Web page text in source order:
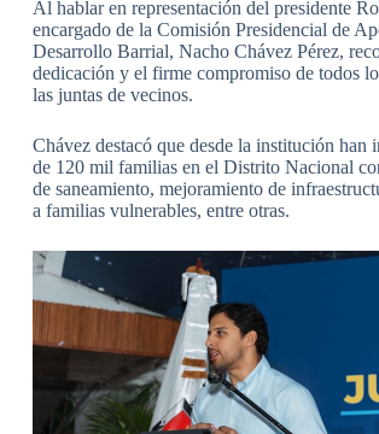
Al hablar en representación del presidente
encargado de la Comisión Presidencial de
Desarrollo Barrial, Nacho Chávez Pérez,
dedicación y el firme compromiso de todos
las juntas de vecinos.
Chávez destacó que desde la institución han
de 120 mil familias en el Distrito Nacional
de saneamiento, mejoramiento de
a familias vulnerables, entre otras.